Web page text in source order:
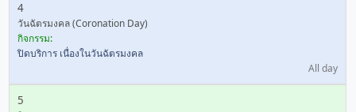
4
วันฉัตรมงคล (Coronation Day)
กิจกรรม:
ปิดบริการ เนื่องในวันฉัตรมงคล
All day
5